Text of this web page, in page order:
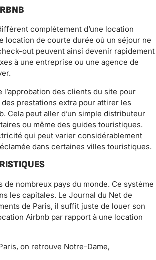
complètement d’une location
location de courte durée où un séjour ne
out peuvent ainsi devenir rapidement
à une entreprise ou une agence de
l’approbation des clients du site pour
prestations extra pour attirer les
Cela peut aller d’un simple distributeur
ou même des guides touristiques.
qui peut varier considérablement
dans certaines villes touristiques.
nombreux pays du monde. Ce système
les capitales. Le Journal du Net de
de Paris, il suffit juste de louer son
Airbnb par rapport à une location
on retrouve Notre-Dame,